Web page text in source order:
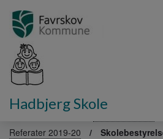
Hadbjerg Skole
Fakta om skolen
Referater 2019-20